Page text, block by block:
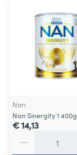
Nan
Nan Sinergity 1 400g
€ 14,13